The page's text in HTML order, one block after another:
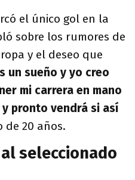
el único gol en la
sobre los rumores de
y el deseo que
un sueño y yo creo
mi carrera en mano
pronto vendrá si así
de 20 años.
seleccionado